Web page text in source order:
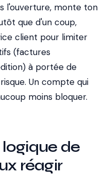
l'ouverture, monte ton
que d'un coup,
client pour limiter
(factures
à portée de
Un compte qui
moins bloquer.
de
réagir